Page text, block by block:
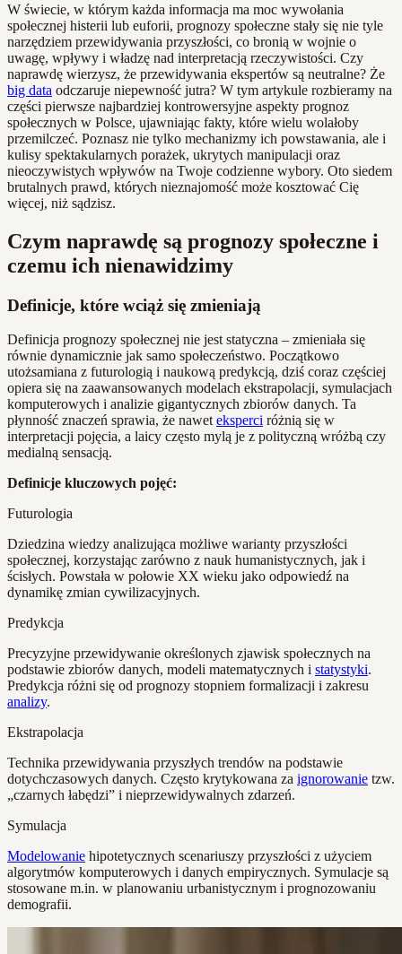
W świecie, w którym każda informacja ma moc wywołania
społecznej histerii lub euforii, prognozy społeczne stały się nie tyle
narzędziem przewidywania przyszłości, co bronią w wojnie o
uwagę, wpływy i władzę nad interpretacją rzeczywistości. Czy
naprawdę wierzysz, że przewidywania ekspertów są neutralne? Że
big data odczaruje niepewność jutra? W tym artykule rozbieramy na
części pierwsze najbardziej kontrowersyjne aspekty prognoz
społecznych w Polsce, ujawniając fakty, które wielu wolałoby
przemilczeć. Poznasz nie tylko mechanizmy ich powstawania, ale i
kulisy spektakularnych porażek, ukrytych manipulacji oraz
nieoczywistych wpływów na Twoje codzienne wybory. Oto siedem
brutalnych prawd, których nieznajomość może kosztować Cię
więcej, niż sądzisz.
Czym naprawdę są prognozy społeczne i
czemu ich nienawidzimy
Definicje, które wciąż się zmieniają
Definicja prognozy społecznej nie jest statyczna – zmieniała się
równie dynamicznie jak samo społeczeństwo. Początkowo
utożsamiana z futurologią i naukową predykcją, dziś coraz częściej
opiera się na zaawansowanych modelach ekstrapolacji, symulacjach
komputerowych i analizie gigantycznych zbiorów danych. Ta
płynność znaczeń sprawia, że nawet eksperci różnią się w
interpretacji pojęcia, a laicy często mylą je z polityczną wróżbą czy
medialną sensacją.
Definicje kluczowych pojęć:
Futurologia
Dziedzina wiedzy analizująca możliwe warianty przyszłości
społecznej, korzystając zarówno z nauk humanistycznych, jak i
ścisłych. Powstała w połowie XX wieku jako odpowiedź na
dynamikę zmian cywilizacyjnych.
Predykcja
Precyzyjne przewidywanie określonych zjawisk społecznych na
podstawie zbiorów danych, modeli matematycznych i statystyki.
Predykcja różni się od prognozy stopniem formalizacji i zakresu
analizy.
Ekstrapolacja
Technika przewidywania przyszłych trendów na podstawie
dotychczasowych danych. Często krytykowana za ignorowanie tzw.
„czarnych łabędzi” i nieprzewidywalnych zdarzeń.
Symulacja
Modelowanie hipotetycznych scenariuszy przyszłości z użyciem
algorytmów komputerowych i danych empirycznych. Symulacje są
stosowane m.in. w planowaniu urbanistycznym i prognozowaniu
demografii.